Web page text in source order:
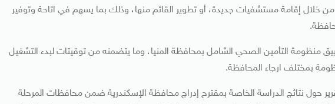
خلال إقامة مستشفيات جديدة، أو تطوير القائم منها، وذلك بما يسهم في اتاحة وتوفير
منظومة التأمين الصحي الشامل بمحافظة المنيا، وما يتضمنه من توقيتات لبدء التشغيل
بمختلف ارجاء المحافظة.
حول نتائج الدراسة الخاصة بمقترح إدراج محافظة الإسكندرية ضمن محافظات المرحلة